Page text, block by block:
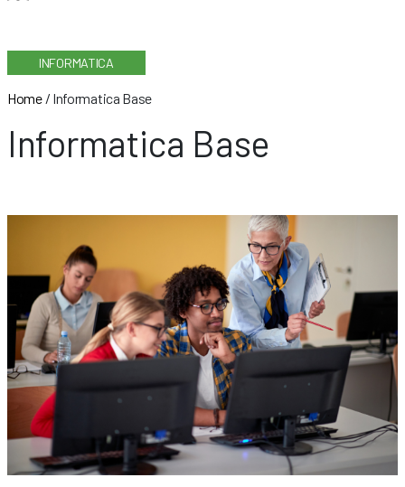
INFORMATICA
Home/ Informatica Base
Informatica Base